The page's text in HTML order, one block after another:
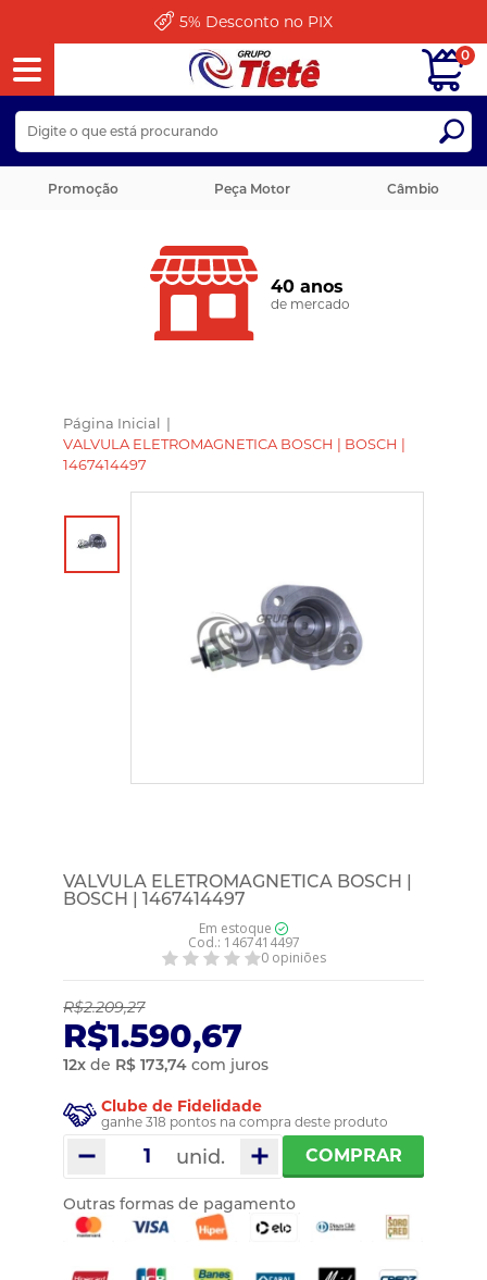
5% Desconto no PIX
Promoção Peça Motor Câmbio
0
40 anos
de mercado
Página Inicial |
VALVULA ELETROMAGNETICA BOSCH | BOSCH |
1467414497
VALVULA ELETROMAGNETICA BOSCH |
BOSCH | 1467414497
Em estoque
Cod.: 1467414497
0 opiniões
R$2.209,27
R$1.590,67
12x de R$ 173,74 com juros
Clube de Fidelidade
ganhe 318 pontos na compra deste produto
unid. COMPRAR
Outras formas de pagamento